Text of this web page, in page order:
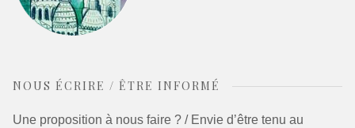
NOUS ÉCRIRE / ÊTRE INFORMÉ
Une proposition à nous faire ? / Envie d’être tenu au